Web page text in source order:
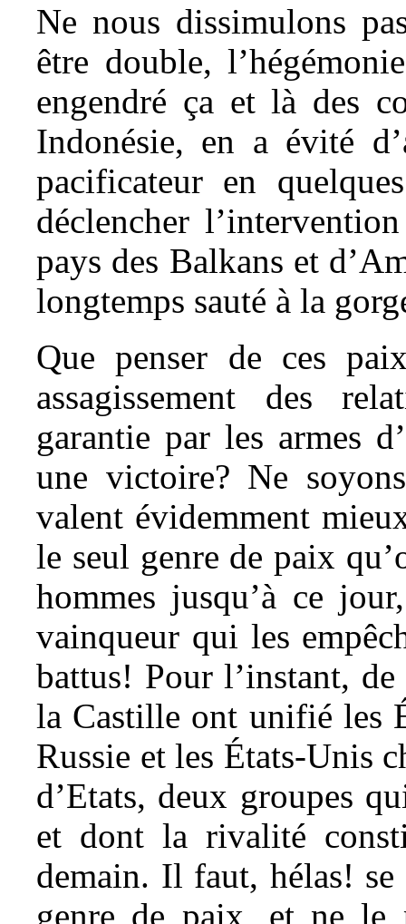
Ne nous dissimulons
être double,
engendré ça et là des
Indonésie, en a évité
pacificateur en
déclencher
pays des Balkans et
longtemps sauté à la
Que penser de ces
assagissement des
garantie par les armes
une victoire? Ne
valent évidemment
le seul genre de paix
hommes jusqu’à ce
vainqueur qui les
battus! Pour l’instant,
la Castille ont unifié les
Russie et les États-Unis
d’Etats, deux groupes
et dont la rivalité
demain. Il faut, hélas!
genre de paix, et ne le